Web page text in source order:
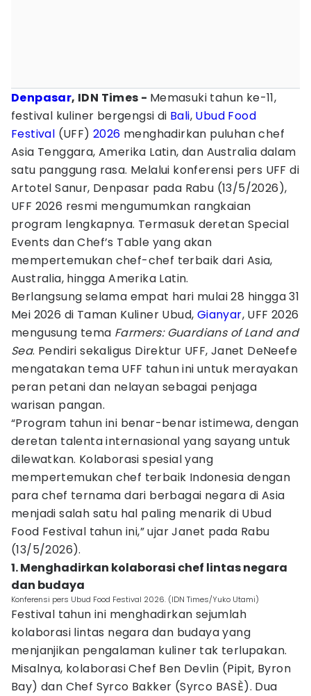
Denpasar, IDN Times - Memasuki tahun ke-11,
festival kuliner bergengsi di Bali, Ubud Food
Festival (UFF)2026 menghadirkan puluhan chef
Asia Tenggara, Amerika Latin, dan Australia dalam
satu panggung rasa. Melalui konferensi pers UFF di
Artotel Sanur, Denpasar pada Rabu (13/5/2026),
UFF 2026 resmi mengumumkan rangkaian
program lengkapnya. Termasuk deretan Special
Events dan Chef’s Table yang akan
mempertemukan chef-chef terbaik dari Asia,
Australia, hingga Amerika Latin.
Berlangsung selama empat hari mulai 28 hingga 31
Mei 2026 di Taman Kuliner Ubud, Gianyar, UFF 2026
mengusung tema Farmers: Guardians of Land and
Sea. Pendiri sekaligus Direktur UFF, Janet DeNeefe
mengatakan tema UFF tahun ini untuk merayakan
peran petani dan nelayan sebagai penjaga
warisan pangan.
“Program tahun ini benar-benar istimewa, dengan
deretan talenta internasional yang sayang untuk
dilewatkan. Kolaborasi spesial yang
mempertemukan chef terbaik Indonesia dengan
para chef ternama dari berbagai negara di Asia
menjadi salah satu hal paling menarik di Ubud
Food Festival tahun ini,” ujar Janet pada Rabu
(13/5/2026).
1. Menghadirkan kolaborasi chef lintas negara
dan budaya
Konferensi pers Ubud Food Festival 2026. (IDN Times/Yuko Utami)
Festival tahun ini menghadirkan sejumlah
kolaborasi lintas negara dan budaya yang
menjanjikan pengalaman kuliner tak terlupakan.
Misalnya, kolaborasi Chef Ben Devlin (Pipit, Byron
Bay) dan Chef Syrco Bakker (Syrco BASÈ). Dua